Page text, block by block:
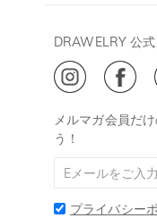
ご利用規約
ご特定商取引法
ジュエリーお手
Drawelry Blog
会員・ポイント
メルマガ会員だ
う！
プライバシー
DRAWELRY 公